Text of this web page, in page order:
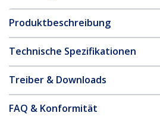
Produktbeschreibung
Technische Spezifikationen
Treiber & Downloads
FAQ & Konformität